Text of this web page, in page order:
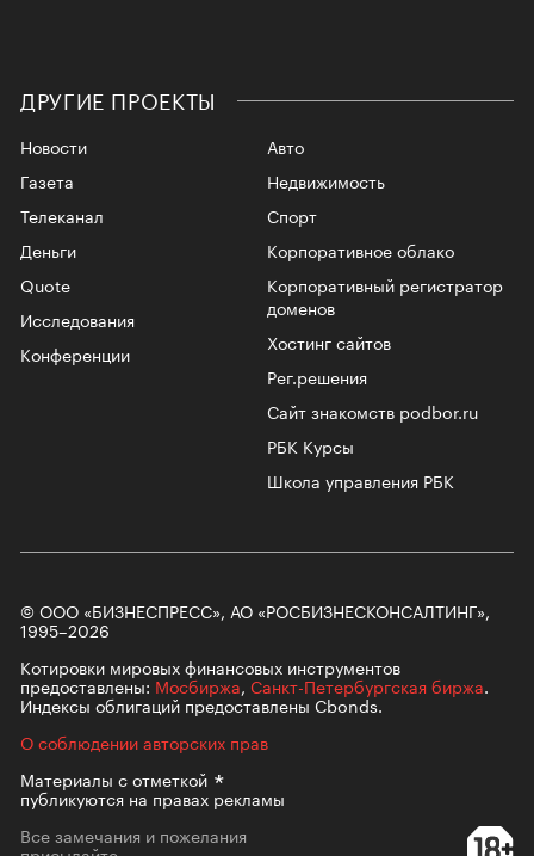
ДРУГИЕ ПРОЕКТЫ
Новости
Газета
Телеканал
Авто
Недвижимость
Спорт
Корпоративное облако
Корпоративный регистратор
доменов
Хостинг сайтов
Рег.решения
Сайт знакомств podbor.ru
РБК Курсы
Школа управления РБК
Деньги
Quote
Исследования
Конференции
© ООО «БИЗНЕСПРЕСС», АО «РОСБИЗНЕСКОНСАЛТИНГ»,
1995–2026
Котировки мировых финансовых инструментов
предоставлены: Мосбиржа, Санкт-Петербургская биржа.
Индексы облигаций предоставлены Cbonds.
О соблюдении авторских прав
Материалы сотметкой
публикуются на правах рекламы
Все замечания и пожелания